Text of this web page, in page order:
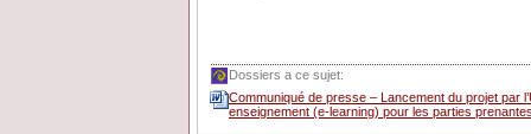
Dossiers a ce sujet:
Communiqué de presse – Lancement du projet par
enseignement (e-learning) pour les parties